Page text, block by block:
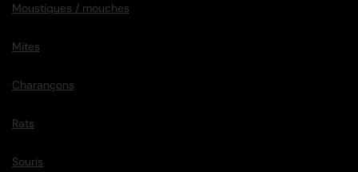
Moustiques / mouches
Mites
Charançons
Rats
Souris